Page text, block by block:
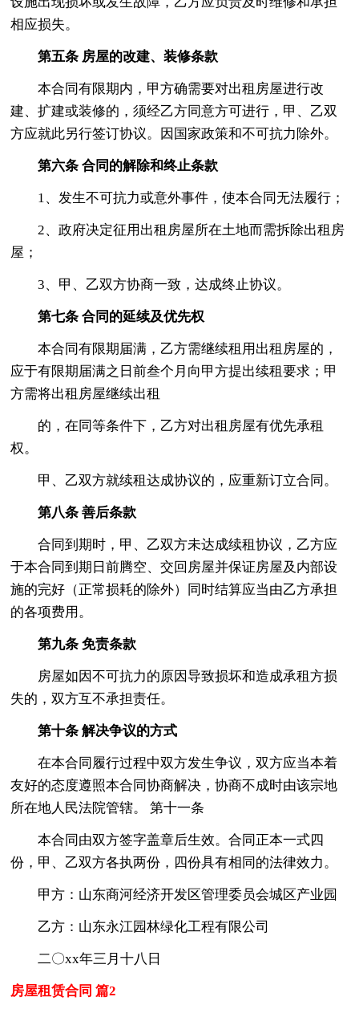
相应损失。
第五条 房屋的改建、装修条款
本合同有限期内，甲方确需要对出租房屋进行改
建、扩建或装修的，须经乙方同意方可进行，甲、乙双
方应就此另行签订协议。因国家政策和不可抗力除外。
第六条 合同的解除和终止条款
1、发生不可抗力或意外事件，使本合同无法履行；
2、政府决定征用出租房屋所在土地而需拆除出租房
屋；
3、甲、乙双方协商一致，达成终止协议。
第七条 合同的延续及优先权
本合同有限期届满，乙方需继续租用出租房屋的，
应于有限期届满之日前叁个月向甲方提出续租要求；甲
方需将出租房屋继续出租
的，在同等条件下，乙方对出租房屋有优先承租
权。
甲、乙双方就续租达成协议的，应重新订立合同。
第八条 善后条款
合同到期时，甲、乙双方未达成续租协议，乙方应
于本合同到期日前腾空、交回房屋并保证房屋及内部设
施的完好（正常损耗的除外）同时结算应当由乙方承担
的各项费用。
第九条 免责条款
房屋如因不可抗力的原因导致损坏和造成承租方损
失的，双方互不承担责任。
第十条 解决争议的方式
在本合同履行过程中双方发生争议，双方应当本着
友好的态度遵照本合同协商解决，协商不成时由该宗地
所在地人民法院管辖。 第十一条
本合同由双方签字盖章后生效。合同正本一式四
份，甲、乙双方各执两份，四份具有相同的法律效力。
甲方：山东商河经济开发区管理委员会城区产业园
乙方：山东永江园林绿化工程有限公司
二〇xx年三月十八日
房屋租赁合同 篇2